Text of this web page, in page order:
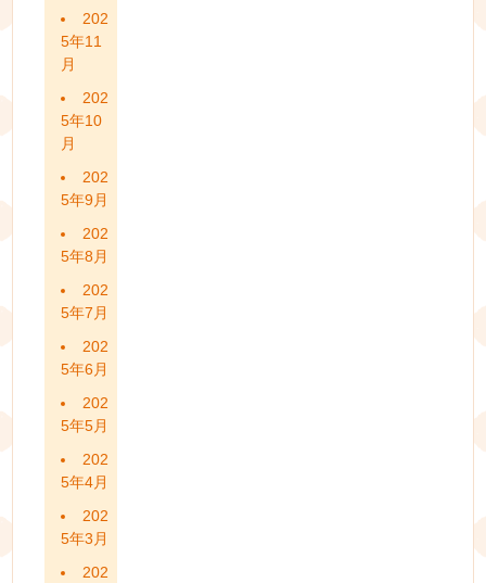
202
5年11
月
202
5年10
月
202
5年9月
202
5年8月
202
5年7月
202
5年6月
202
5年5月
202
5年4月
202
5年3月
202